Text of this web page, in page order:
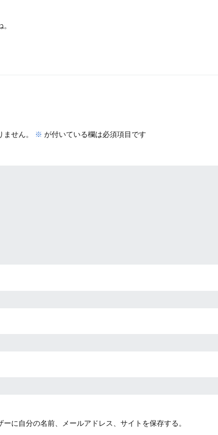
せん。 ※ が付いている欄は必須項目です
に自分の名前、メールアドレス、サイトを保存する。